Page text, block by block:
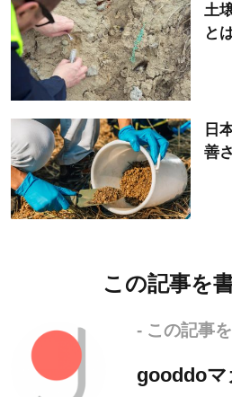
土
と
日
善
この記事を
- この記事
gooddoマ